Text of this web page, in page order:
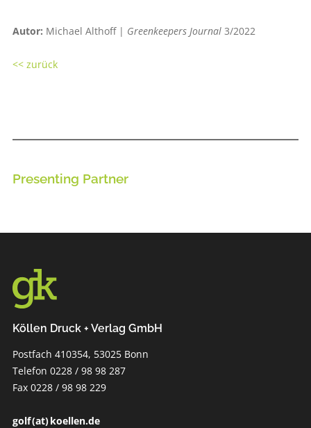
Autor: Michael Althoff | Greenkeepers Journal 3/2022
<< zurück
Presenting Partner
Köllen Druck + Verlag GmbH
Postfach 410354, 53025 Bonn
Telefon 0228 / 98 98 287
Fax 0228 / 98 98 229
golf (at) koellen.de